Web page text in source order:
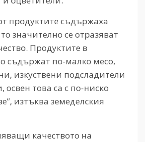
продуктите съдържаха
значително се отразяват
Продуктите в
съдържат по-малко месо,
изкуствени подсладители
освен това са с по-ниско
изтъква земеделския
качеството на